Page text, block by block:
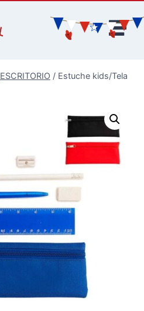
ESCRITORIO / Estuche kids/Tela